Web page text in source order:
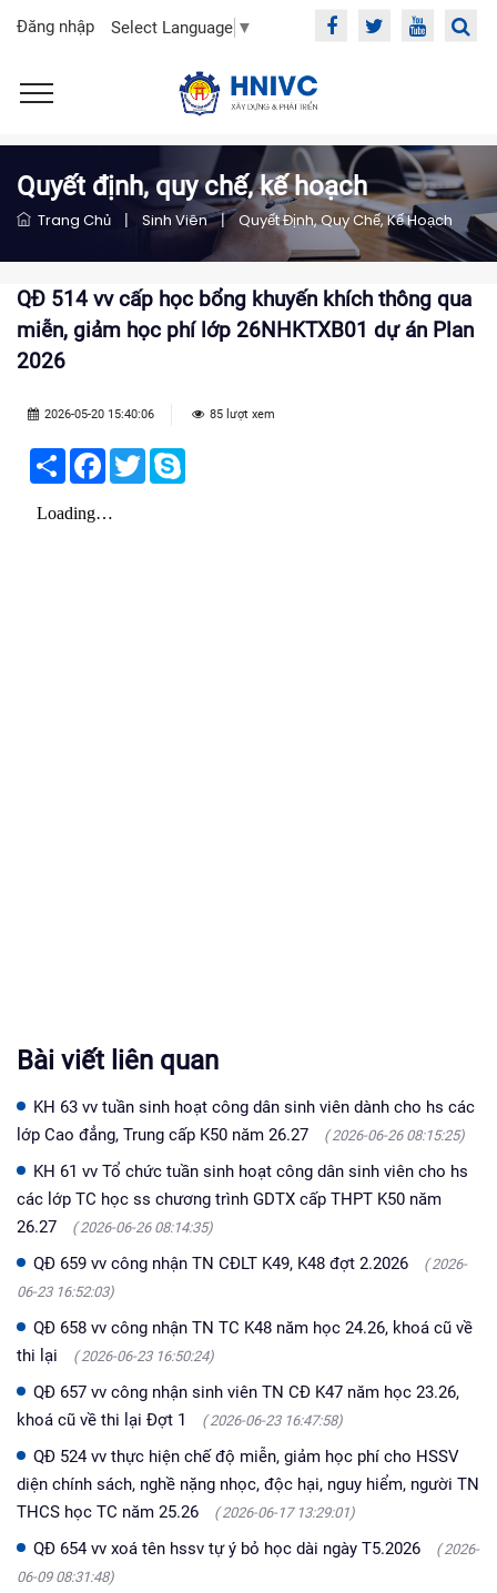
Đăng nhập Select Language ▼
Quyết định, quy chế, kế hoạch
Trang Chủ | Sinh Viên | Quyết Định, Quy Chế, Kế Hoạch
QĐ 514 vv cấp học bổng khuyến khích thông qua
miễn, giảm học phí lớp 26NHKTXB01 dự án Plan
2026
2026-05-20 15:40:06 85 lượt xem
Share Facebook
Twitter
Bài viết liên quan
KH 63 vv tuần sinh hoạt công dân sinh viên dành cho hs các
lớp Cao đẳng, Trung cấp K50 năm 26.27
( 2026-06-26 08:15:25)
KH 61 vv Tổ chức tuần sinh hoạt công dân sinh viên cho hs
các lớp TC học ss chương trình GDTX cấp THPT K50 năm
26.27
( 2026-06-26 08:14:35)
QĐ 659 vv công nhận TN CĐLT K49, K48 đợt 2.2026
( 2026-
06-23 16:52:03)
QĐ 658 vv công nhận TN TC K48 năm học 24.26, khoá cũ về
thi lại
( 2026-06-23 16:50:24)
QĐ 657 vv công nhận sinh viên TN CĐ K47 năm học 23.26,
khoá cũ về thi lại Đợt 1
( 2026-06-23 16:47:58)
QĐ 524 vv thực hiện chế độ miễn, giảm học phí cho HSSV
diện chính sách, nghề nặng nhọc, độc hại, nguy hiểm, người TN
THCS học TC năm 25.26
( 2026-06-17 13:29:01)
QĐ 654 vv xoá tên hssv tự ý bỏ học dài ngày T5.2026
( 2026-
06-09 08:31:48)